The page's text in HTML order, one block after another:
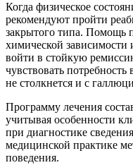
Когда физическое
рекомендуют пройти
закрытого типа. Помощь
химической зависимости
войти в стойкую
чувствовать потребность
не столкнется и с
Программу лечения
учитывая особенности
при диагностике
медицинской практике
поведения.